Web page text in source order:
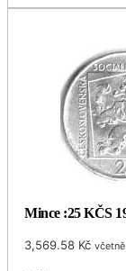
Mince :25 KČS
3,569.58 Kč